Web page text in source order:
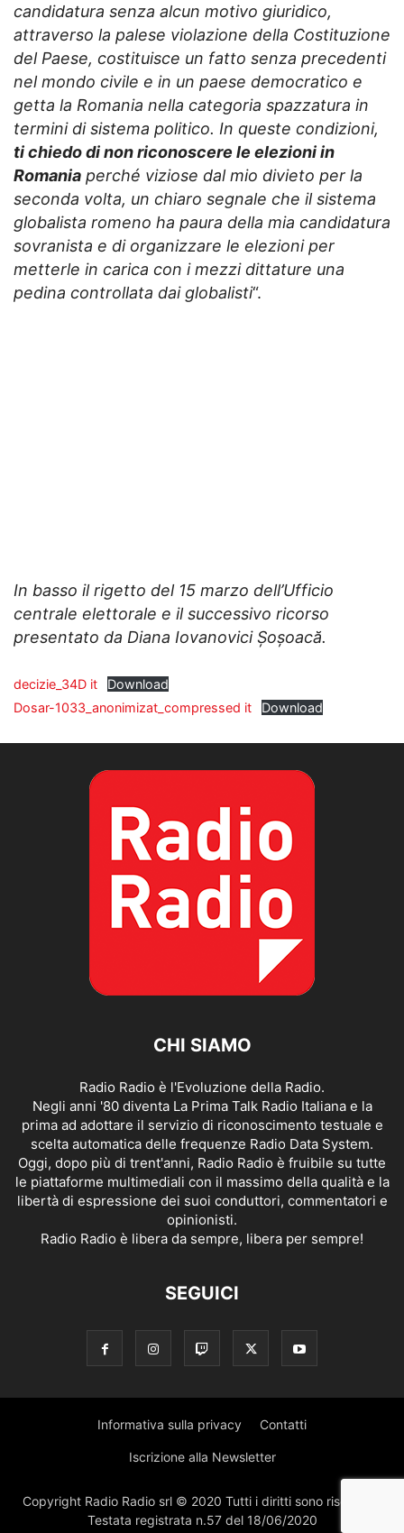
candidatura senza alcun motivo giuridico,
attraverso la palese violazione della Costituzione
del Paese, costituisce un fatto senza precedenti
nel mondo civile e in un paese democratico e
getta la Romania nella categoria spazzatura in
termini di sistema politico. In queste condizioni,
ti chiedo di non riconoscere le elezioni in
Romania perché viziose dal mio divieto per la
seconda volta, un chiaro segnale che il sistema
globalista romeno ha paura della mia candidatura
sovranista e di organizzare le elezioni per
metterle in carica con i mezzi dittature una
pedina controllata dai globalisti“.
In basso il rigetto del 15 marzo dell’Ufficio
centrale elettorale e il successivo ricorso
presentato da Diana Iovanovici Șoșoacă.
decizie_34D it
Download
Dosar-1033_anonimizat_compressed it
Download
CHI SIAMO
Radio Radio è l'Evoluzione della Radio.
Negli anni '80 diventa La Prima Talk Radio Italiana e la
prima ad adottare il servizio di riconoscimento testuale e
scelta automatica delle frequenze Radio Data System.
Oggi, dopo più di trent'anni, Radio Radio è fruibile su tutte
le piattaforme multimediali con il massimo della qualità e la
libertà di espressione dei suoi conduttori, commentatori e
opinionisti.
Radio Radio è libera da sempre, libera per sempre!
SEGUICI
Informativa sulla privacy Contatti
Iscrizione alla Newsletter
Copyright Radio Radio srl © 2020 Tutti i diritti sono riservati |
Testata registrata n.57 del 18/06/2020